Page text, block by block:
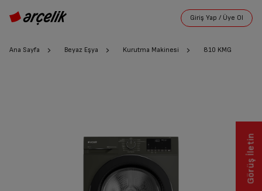
Ana Sayfa Beyaz Eşya Kurutma Makinesi 810 KMG
Görüş İletin